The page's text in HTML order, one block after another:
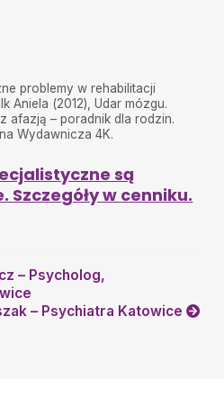
problemy w rehabilitacji
Aniela (2012), Udar mózgu.
afazją – poradnik dla rodzin.
Wydawnicza 4K.
są
w cenniku.
– Psycholog,
– Psychiatra Katowice